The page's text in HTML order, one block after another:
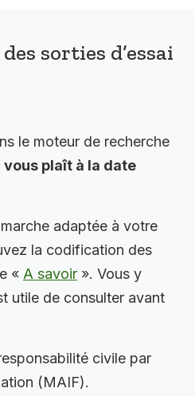
sorties d’essai
le moteur de recherche
plaît à la date
adaptée à votre
la codification des
« A savoir ». Vous y
utile de consulter avant
civile par
(MAIF).